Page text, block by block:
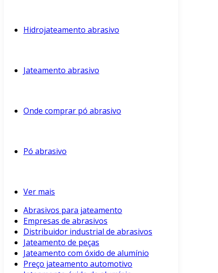
Hidrojateamento abrasivo
Jateamento abrasivo
Onde comprar pó abrasivo
Pó abrasivo
Ver mais
Abrasivos para jateamento
Empresas de abrasivos
Distribuidor industrial de abrasivos
Jateamento de peças
Jateamento com óxido de alumínio
Preço jateamento automotivo